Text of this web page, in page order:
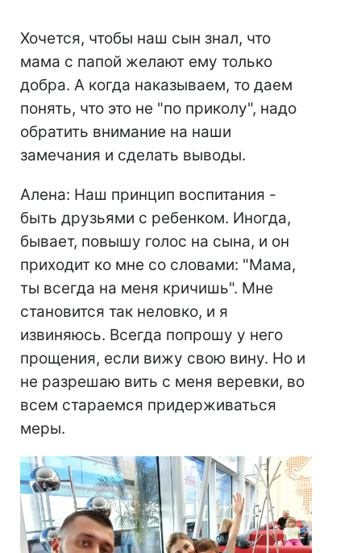
Хочется, чтобы наш сын знал, что
мама с папой желают ему только
добра. А когда наказываем, то даем
понять, что это не "по приколу", надо
обратить внимание на наши
замечания и сделать выводы.
Алена: Наш принцип воспитания -
быть друзьями с ребенком. Иногда,
бывает, повышу голос на сына, и он
приходит ко мне со словами: "Мама,
ты всегда на меня кричишь". Мне
становится так неловко, и я
извиняюсь. Всегда попрошу у него
прощения, если вижу свою вину. Но и
не разрешаю вить с меня веревки, во
всем стараемся придерживаться
меры.